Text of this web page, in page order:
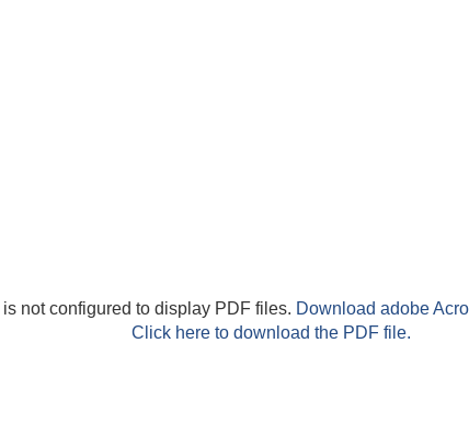
not configured to display PDF files. Download adobe
Click here to download the PDF file.